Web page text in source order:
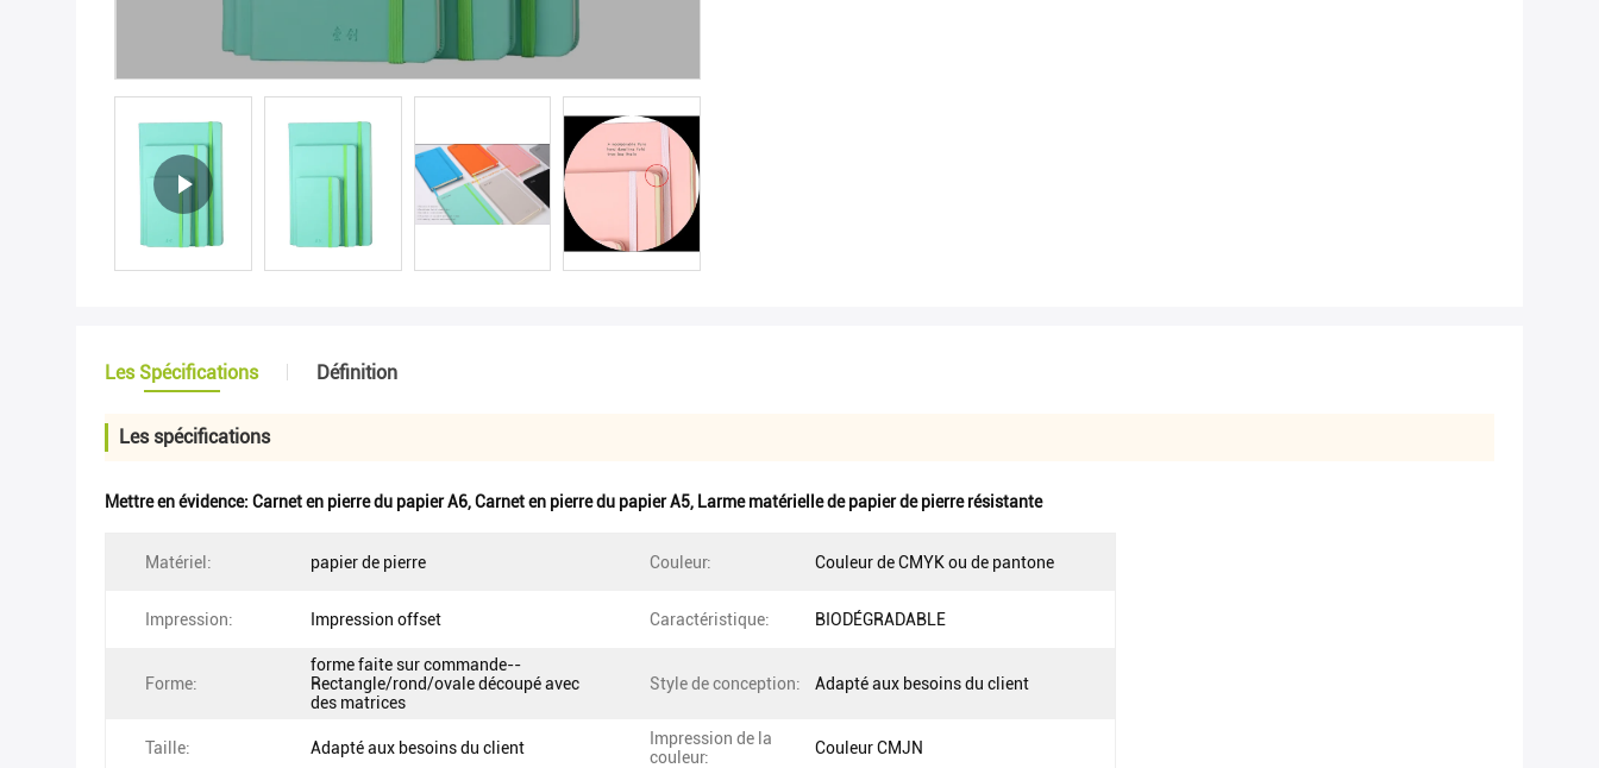
Les Spécifications Définition
Les spécifications
Mettre en évidence: Carnet en pierre du papier A6,Carnet en pierre du papier A5, Larme matérielle de papier de pierre résistante
Matériel: papier de pierre Couleur: Couleur de CMYK ou de pantone
Impression: Impression offset Caractéristique: BIODÉGRADABLE
Forme:
forme faite sur commande--
Rectangle/rond/ovale découpé avec
des matrices
Style de conception: Adapté aux besoins du client
Taille: Adapté aux besoins du client
Impression de la
couleur:
Couleur CMJN